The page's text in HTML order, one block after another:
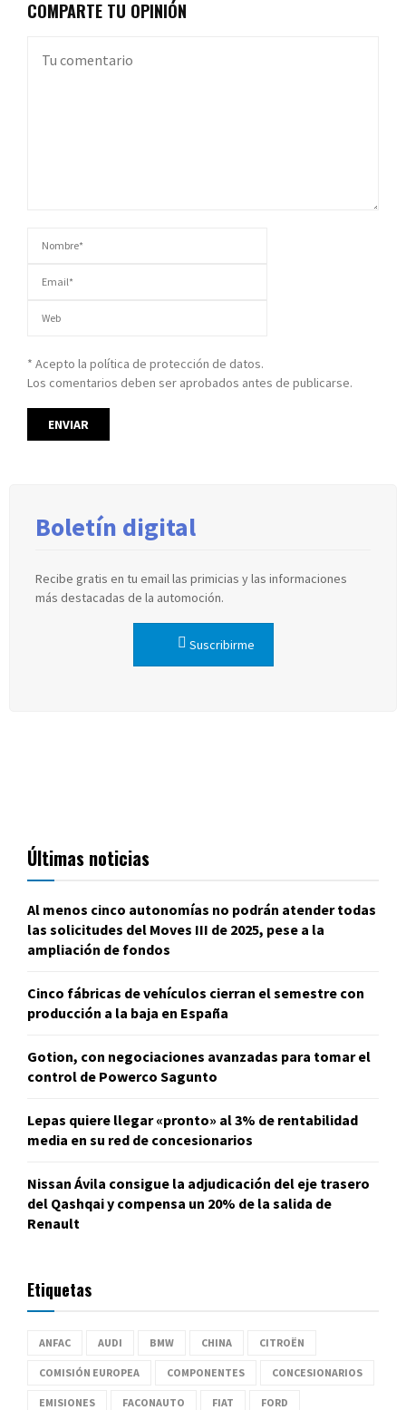
COMPARTE TU OPINIÓN
* Acepto la política de protección de datos.
Los comentarios deben ser aprobados antes de publicarse.
Boletín digital
Recibe gratis en tu email las primicias y las informaciones
más destacadas de la automoción.
Suscribirme
Últimas noticias
Al menos cinco autonomías no podrán atender todas
las solicitudes del Moves III de 2025, pese a la
ampliación de fondos
Cinco fábricas de vehículos cierran el semestre con
producción a la baja en España
Gotion, con negociaciones avanzadas para tomar el
control de Powerco Sagunto
Lepas quiere llegar «pronto» al 3% de rentabilidad
media en su red de concesionarios
Nissan Ávila consigue la adjudicación del eje trasero
del Qashqai y compensa un 20% de la salida de
Renault
Etiquetas
ANFAC AUDI BMW CHINA CITROËN
COMISIÓN EUROPEA COMPONENTES CONCESIONARIOS
EMISIONES FACONAUTO FIAT FORD